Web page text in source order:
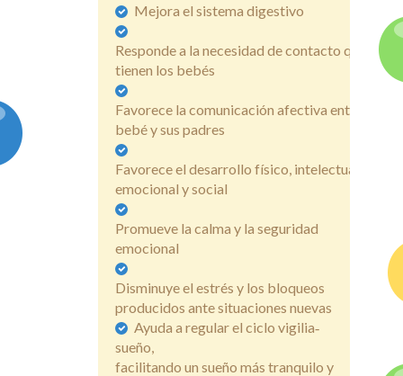
Mejora el sistema digestivo
Responde a la necesidad de contacto que
tienen los bebés
Favorece la comunicación afectiva entre el
bebé y sus padres
Favorece el desarrollo físico, intelectual,
emocional y social
Promueve la calma y la seguridad
emocional
Disminuye el estrés y los bloqueos
producidos ante situaciones nuevas
Ayuda a regular el ciclo vigilia‐
sueño,
facilitando un sueño más tranquilo y